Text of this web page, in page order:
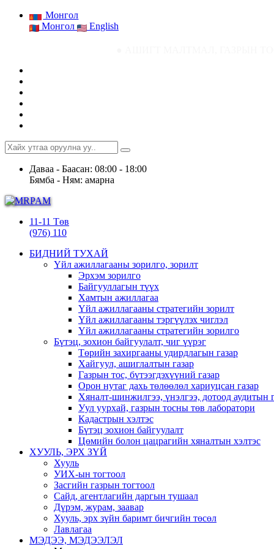
Монгол
Монгол
English
Даваа - Баасан: 08:00 - 18:00
Бямба - Ням: амарна
11-11 Төв
(976) 110
БИДНИЙ ТУХАЙ
Үйл ажиллагааны зорилго, зорилт
Эрхэм зорилго
Байгууллагын түүх
Хамтын ажиллагаа
Үйл ажиллагааны стратегийн зорилт
Үйл ажиллагааны тэргүүлэх чиглэл
Үйл ажиллагааны стратегийн зорилго
Бүтэц, зохион байгуулалт, чиг үүрэг
Төрийн захиргааны удирдлагын газар
Хайгуул, ашиглалтын газар
Газрын тос, бүтээгдэхүүний газар
Орон нутаг дахь төлөөлөл хариуцсан газар
Хяналт-шинжилгээ, үнэлгээ, дотоод аудитын
Уул уурхай, газрын тосны төв лаборатори
Кадастрын хэлтэс
Бүтэц зохион байгуулалт
Цөмийн болон цацрагийн хяналтын хэлтэс
ХУУЛЬ, ЭРХ ЗҮЙ
Хууль
УИХ-ын тогтоол
Засгийн газрын тогтоол
Сайд, агентлагийн даргын тушаал
Дүрэм, журам, заавар
Хууль, эрх зүйн баримт бичгийн төсөл
Лавлагаа
МЭДЭЭ, МЭДЭЭЛЭЛ